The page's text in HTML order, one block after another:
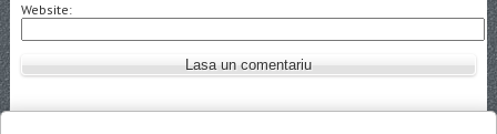
Website